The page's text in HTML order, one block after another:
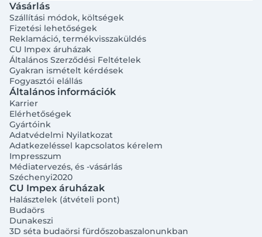
Vásárlás
Szállítási módok, költségek
Fizetési lehetőségek
Reklamáció, termékvisszaküldés
CU Impex áruházak
Általános Szerződési Feltételek
Gyakran ismételt kérdések
Fogyasztói elállás
Általános információk
Karrier
Elérhetőségek
Gyártóink
Adatvédelmi Nyilatkozat
Adatkezeléssel kapcsolatos kérelem
Impresszum
Médiatervezés, és -vásárlás
Széchenyi2020
CU Impex áruházak
Halásztelek (átvételi pont)
Budaörs
Dunakeszi
3D séta budaörsi fürdőszobaszalonunkban